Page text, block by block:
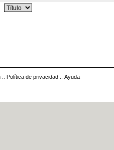
:: Política de privacidad :: Ayuda